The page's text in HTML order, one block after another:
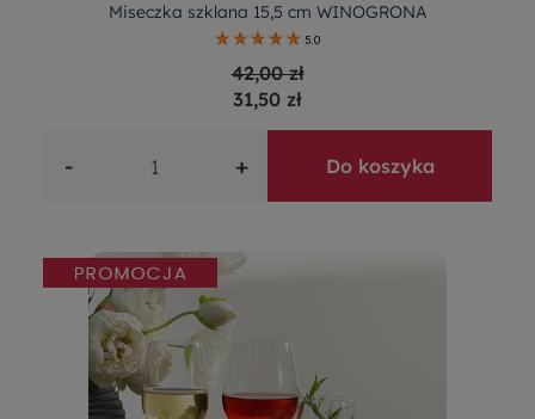
Miseczka szklana 15,5 cm WINOGRONA
5.0
42,00 zł
31,50 zł
- + Do koszyka